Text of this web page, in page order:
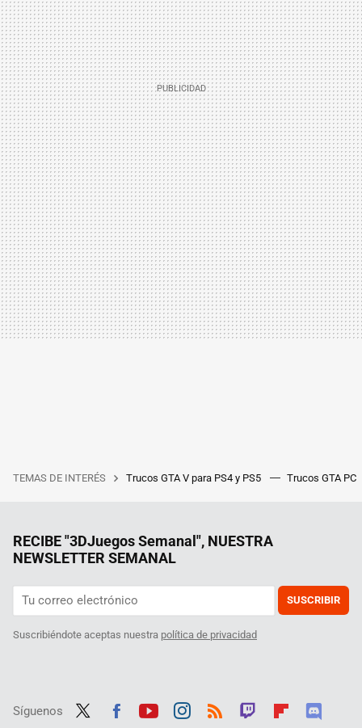
TEMAS DE INTERÉS Trucos GTA V para PS4 y PS5 Trucos GTA PC
RECIBE "3DJuegos Semanal", NUESTRA
NEWSLETTER SEMANAL
SUSCRIBIR
Suscribiéndote aceptas nuestra política de privacidad
Síguenos